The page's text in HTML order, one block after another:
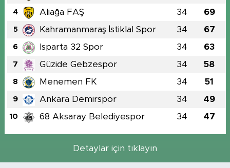
4 Aliağa FAŞ 34 69
5 Kahramanmaraş İstiklal Spor 34 67
6 Isparta 32 Spor 34 63
7 Güzide Gebzespor 34 58
8 Menemen FK 34 51
9 Ankara Demirspor 34 49
10 68 Aksaray Belediyespor 34 47
Detaylar için tıklayın